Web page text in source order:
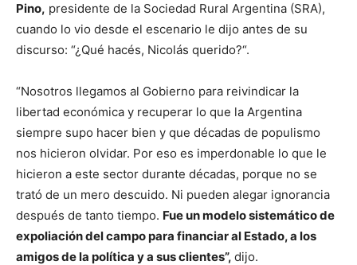
Pino, presidente de la Sociedad Rural Argentina (SRA),
cuando lo vio desde el escenario le dijo antes de su
discurso: “¿Qué hacés, Nicolás querido?“.
“Nosotros llegamos al Gobierno para reivindicar la
libertad económica y recuperar lo que la Argentina
siempre supo hacer bien y que décadas de populismo
nos hicieron olvidar. Por eso es imperdonable lo que le
hicieron a este sector durante décadas, porque no se
trató de un mero descuido. Ni pueden alegar ignorancia
después de tanto tiempo. Fue un modelo sistemático de
expoliación del campo para financiar al Estado, a los
amigos de la política y a sus clientes”, dijo.